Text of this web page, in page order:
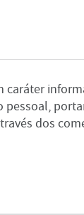
caráter
dos